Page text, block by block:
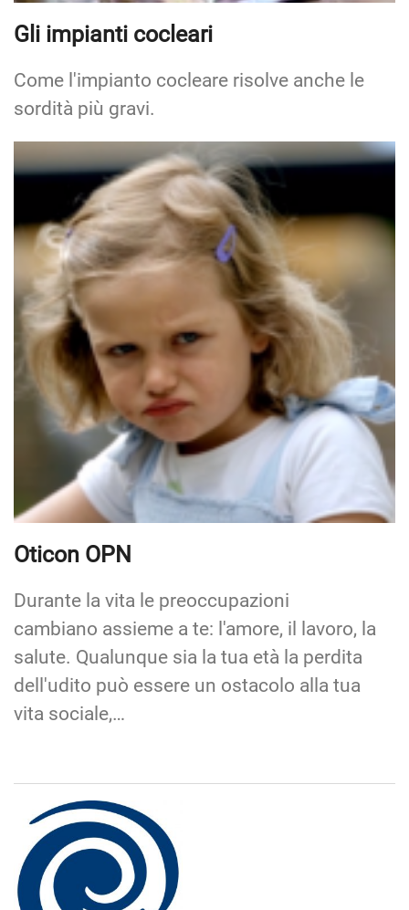
Gli impianti cocleari
Come l'impianto cocleare risolve anche le
sordità più gravi.
Oticon OPN
Durante la vita le preoccupazioni
cambiano assieme a te: l'amore, il lavoro, la
salute. Qualunque sia la tua età la perdita
dell'udito può essere un ostacolo alla tua
vita sociale,…